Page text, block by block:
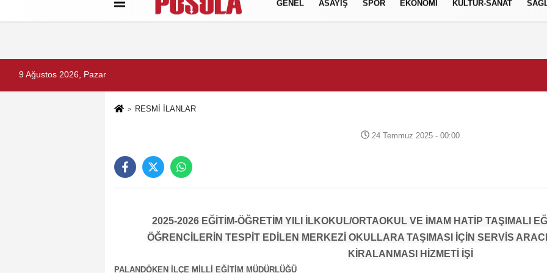
İletişim Gizlilik Politikası
GENEL ASAYİŞ SPOR EKONOMİ KÜLTÜR-SANAT
9 Ağustos 2026, Pazar
RESMİ İLANLAR
24 Temmuz 2025 - 00:00
2025-2026 EĞİTİM-ÖĞRETİM YILI İLKOKUL/ORTAOKUL VE İMAM HATİP TAŞIMALI
ÖĞRENCİLERİN TESPİT EDİLEN MERKEZİ OKULLARA TAŞIMASI İÇİN SERVİS
KİRALANMASI HİZMETİ İŞİ
PALANDÖKEN İLÇE MİLLİ EĞİTİM MÜDÜRLÜĞÜ